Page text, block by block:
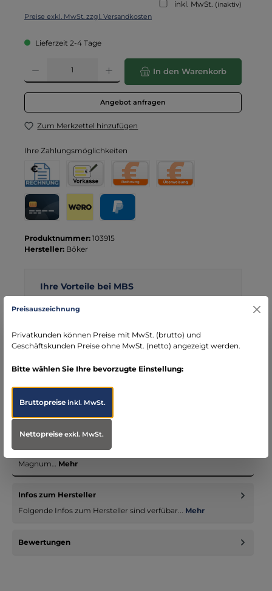
inkl. MwSt. (inaktiv)
Preise exkl. MwSt. zzgl. Versandkosten
Lieferzeit 2-4 Tage
Produkt Anzahl: Gib den gewünschten Wert ein oder benutze die
In den Warenkorb
Angebot anfragen
Zum Merkzettel hinzufügen
Ihre Zahlungsmöglichkeiten
Rechnung
Rechnung für Behörden
Vorkasse
Produktnummer: 103915
Hersteller: Böker
Ihre Vorteile bei MBS
Kostenloser Versand ab € 119,- Bestellwert (nur
seit über 15 Jahren kompetenter Partner im
Die sehr erfolgreichen Modelle der Magnum-Rettungsmesser
sind bekannten Rettungs- und Spezialeinheiten gewidmet. Das
Magnum… Mehr
Infos zum Hersteller
Folgende Infos zum Hersteller sind verfübar... Mehr
Bewertungen
Preisauszeichnung
Privatkunden können Preise mit MwSt. (brutto) und
Geschäftskunden Preise ohne MwSt. (netto) angezeigt werden.
Bitte wählen Sie Ihre bevorzugte Einstellung:
Bruttopreiseinkl. MwSt.
Nettopreiseexkl. MwSt.